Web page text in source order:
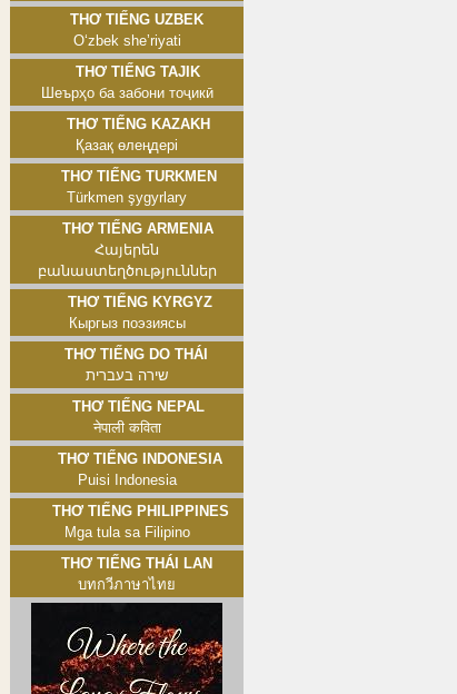
Thơ tiếng Uzbek
Oʻzbek sheʼriyati
Thơ tiếng Tajik
Шеърҳо ба забони тоҷикӣ
Thơ tiếng Kazakh
Қазақ өлеңдері
Thơ tiếng Turkmen
Türkmen şygyrlary
Thơ tiếng Armenia
Հայերեն
բանաստեղծություններ
Thơ tiếng Kyrgyz
Кыргыз поэзиясы
Thơ tiếng Do Thái
שירה בעברית
Thơ tiếng Nepal
नेपाली कविता
Thơ tiếng Indonesia
Puisi Indonesia
Thơ tiếng Philippines
Mga tula sa Filipino
Thơ tiếng Thái Lan
บทกวีภาษาไทย